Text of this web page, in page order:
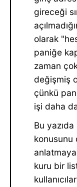
gireceği
olarak
paniğe
zaman
değişmiş
çünkü
işi daha da
Bu
konusunu
anlatmaya
kuru bir